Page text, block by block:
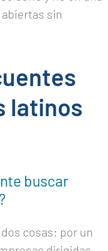
sin
latinos
buscar
cosas: por un